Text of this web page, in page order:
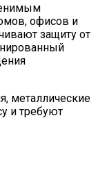
офисов и
защиту от
металлические
и требуют